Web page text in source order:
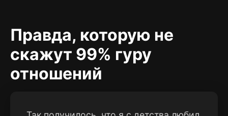
Правда, которую не
скажут 99% гуру
отношений